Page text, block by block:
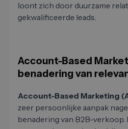
loont zich door duurzame
gekwalificeerde leads.
Account-Based
benadering van
Account-Based Marketing
zeer persoonlijke aanpak
benadering van B2B-verkoop.